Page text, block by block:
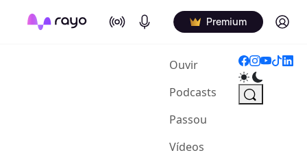
On Air Podcasts Premium Log in
Ouvir(current)
Podcasts
Passou
Vídeos